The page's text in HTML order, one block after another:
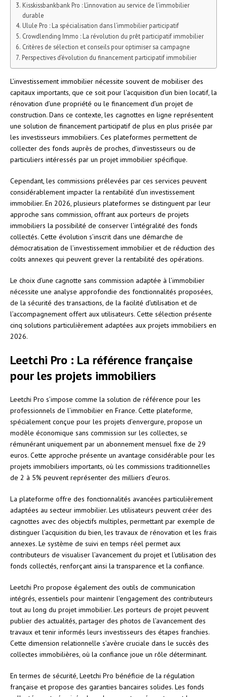
Kisskissbankbank Pro : L’innovation au service de l’immobilier
durable
Ulule Pro : La spécialisation dans l’immobilier participatif
Crowdlending Immo : La révolution du prêt participatif immobilier
Critères de sélection et conseils pour optimiser sa campagne
Perspectives d’évolution du financement participatif immobilier
L’investissement immobilier nécessite souvent de mobiliser des
capitaux importants, que ce soit pour l’acquisition d’un bien locatif, la
rénovation d’une propriété ou le financement d’un projet de
construction. Dans ce contexte, les cagnottes en ligne représentent
une solution de financement participatif de plus en plus prisée par
les investisseurs immobiliers. Ces plateformes permettent de
collecter des fonds auprès de proches, d’investisseurs ou de
particuliers intéressés par un projet immobilier spécifique.
Cependant, les commissions prélevées par ces services peuvent
considérablement impacter la rentabilité d’un investissement
immobilier. En 2026, plusieurs plateformes se distinguent par leur
approche sans commission, offrant aux porteurs de projets
immobiliers la possibilité de conserver l’intégralité des fonds
collectés. Cette évolution s’inscrit dans une démarche de
démocratisation de l’investissement immobilier et de réduction des
coûts annexes qui peuvent grever la rentabilité des opérations.
Le choix d’une cagnotte sans commission adaptée à l’immobilier
nécessite une analyse approfondie des fonctionnalités proposées,
de la sécurité des transactions, de la facilité d’utilisation et de
l’accompagnement offert aux utilisateurs. Cette sélection présente
cinq solutions particulièrement adaptées aux projets immobiliers en
2026.
Leetchi Pro : La référence française
pour les projets immobiliers
Leetchi Pro s’impose comme la solution de référence pour les
professionnels de l’immobilier en France. Cette plateforme,
spécialement conçue pour les projets d’envergure, propose un
modèle économique sans commission sur les collectes, se
rémunérant uniquement par un abonnement mensuel fixe de 29
euros. Cette approche présente un avantage considérable pour les
projets immobiliers importants, où les commissions traditionnelles
de 2 à 5% peuvent représenter des milliers d’euros.
La plateforme offre des fonctionnalités avancées particulièrement
adaptées au secteur immobilier. Les utilisateurs peuvent créer des
cagnottes avec des objectifs multiples, permettant par exemple de
distinguer l’acquisition du bien, les travaux de rénovation et les frais
annexes. Le système de suivi en temps réel permet aux
contributeurs de visualiser l’avancement du projet et l’utilisation des
fonds collectés, renforçant ainsi la transparence et la confiance.
Leetchi Pro propose également des outils de communication
intégrés, essentiels pour maintenir l’engagement des contributeurs
tout au long du projet immobilier. Les porteurs de projet peuvent
publier des actualités, partager des photos de l’avancement des
travaux et tenir informés leurs investisseurs des étapes franchies.
Cette dimension relationnelle s’avère cruciale dans le succès des
collectes immobilières, où la confiance joue un rôle déterminant.
En termes de sécurité, Leetchi Pro bénéficie de la régulation
française et propose des garanties bancaires solides. Les fonds